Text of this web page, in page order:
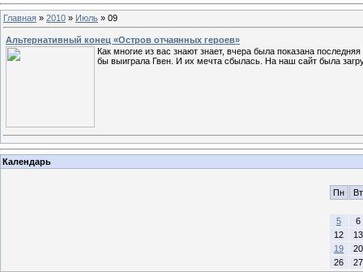
Главная » 2010 » Июль » 09
Альтернативный конец «Остров отчаянных героев»
Как многие из вас знают знает, вчера была показана
бы выиграла Гвен. И их мечта сбылась. На наш сайт была
Календарь
Пн Вт
5
6
12
13
19
20
26
27